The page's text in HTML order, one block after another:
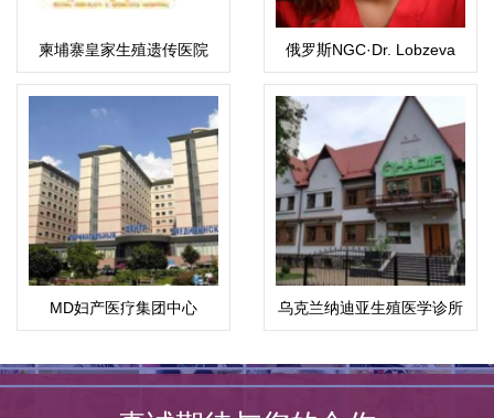
柬埔寨皇家生殖遗传医院
俄罗斯NGC·Dr. Lobzeva
Diana医生·戴安娜医生
MD妇产医疗集团中心 乌克兰纳迪亚生殖医学诊所